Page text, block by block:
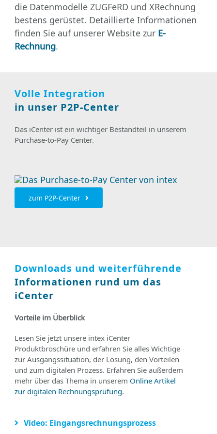
die Datenmodelle ZUGFeRD und XRechnung
bestens gerüstet. Detaillierte Informationen
finden Sie auf unserer Website zur E-
Rechnung.
Volle Integration
in unser P2P-Center
Das iCenter ist ein wichtiger Bestandteil in unserem
Purchase-to-Pay Center.
zum P2P-Center
Downloads und weiterführende
Informationen rund um das
iCenter
Vorteile im Überblick
Lesen Sie jetzt unsere intex iCenter
Produktbroschüre und erfahren Sie alles Wichtige
zur Ausgangssituation, der Lösung, den Vorteilen
und zum digitalen Prozess. Erfahren Sie außerdem
mehr über das Thema in unserem Online Artikel
zur digitalen Rechnungsprüfung.
Video: Eingangsrechnungsprozess